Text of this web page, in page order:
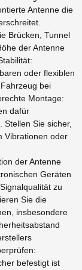
Antenne die
Brücken, Tunnel
der Antenne
oder flexiblen
bei
Montage:
dafür
Sie sicher,
Vibrationen oder
der Antenne
Geräten
zu
Sie die
insbesondere
befestigt ist